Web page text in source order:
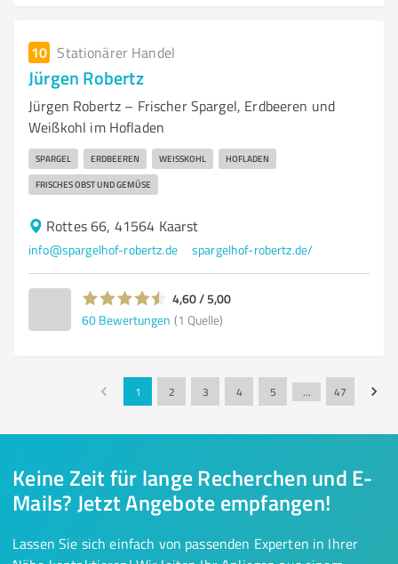
10 Stationärer Handel
Jürgen Robertz
Jürgen Robertz – Frischer Spargel, Erdbeeren und
Weißkohl im Hofladen
SPARGEL ERDBEEREN WEISSKOHL HOFLADEN
FRISCHES OBST UND GEMÜSE
Rottes 66, 41564 Kaarst
info@spargelhof-robertz.de spargelhof-robertz.de/
4,60 / 5,00
60 Bewertungen (1 Quelle)
1 2 3 4 5 … 47
Keine Zeit für lange Recherchen und E-
Mails? Jetzt Angebote empfangen!
Lassen Sie sich einfach von passenden Experten in Ihrer